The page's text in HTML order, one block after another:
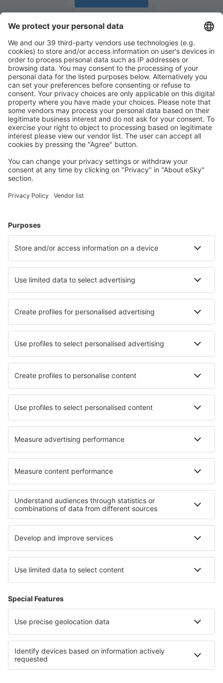
Descarcă aplicația noastrăși organizează-ţi
convenabil călătoriile
Planifică-ți călătoria
Zbor+Hotel
Hoteluri
Transferuri aeroport
Atracţii
Evenimente sportive
Află mai multe
Aplicație mobilă
Companii aeriene
Wizz Air
FlyOne
Air Moldova
HiSky
Blue Air
Ryanair
Despre eSky
Termeni şi condiţii
Rezervările mele
Politica de confidențialitate
Asistenţă şi contact
Țări
Siteuri internaționale
eSky.eu eSky.com eDestinos.com